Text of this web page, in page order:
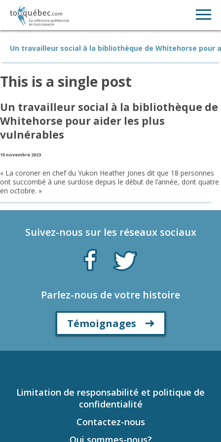
Un travailleur social à la bibliothèque de Whitehorse pour
This is a single post
Un travailleur social à la bibliothèque de
Whitehorse pour aider les plus
vulnérables
15 novembre 2023
« La coroner en chef du Yukon Heather Jones dit que 18 personnes
ont succombé à une surdose depuis le début de l’année, dont quatre
en octobre. »
Suivez-nous sur les réseaux sociaux
Parlez-nous de votre histoire
Témoignages
Limitation de responsabilité et politique de
confidentialité
Contactez-nous
Qui sommes-nous?